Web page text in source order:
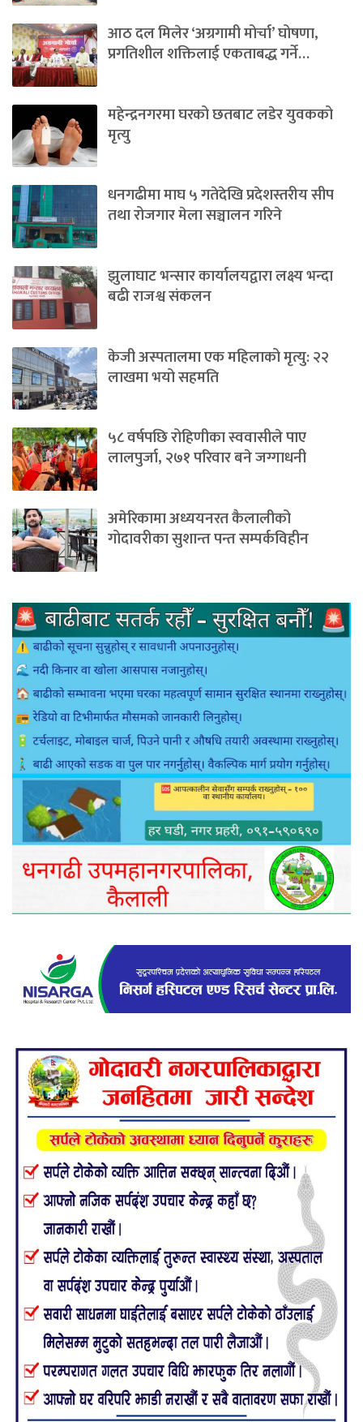
आठ दल मिलेर ‘अग्रगामी मोर्चा’ घोषणा,
प्रगतिशील शक्तिलाई एकताबद्ध गर्ने…
महेन्द्रनगरमा घरको छतबाट लडेर युवकको
मृत्यु
धनगढीमा माघ ५ गतेदेखि प्रदेशस्तरीय सीप
तथा रोजगार मेला सञ्चालन गरिने
झुलाघाट भन्सार कार्यालयद्वारा लक्ष्य भन्दा
बढी राजश्व संकलन
केजी अस्पतालमा एक महिलाको मृत्यु: २२
लाखमा भयो सहमति
५८ वर्षपछि रोहिणीका स्ववासीले पाए
लालपुर्जा, २७१ परिवार बने जग्गाधनी
अमेरिकामा अध्ययनरत कैलालीको
गोदावरीका सुशान्त पन्त सम्पर्कविहीन